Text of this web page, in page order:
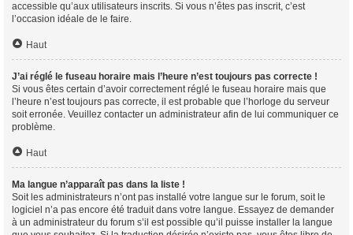
accessible qu’aux utilisateurs inscrits. Si vous n’êtes pas inscrit, c’est
l’occasion idéale de le faire.
Haut
J’ai réglé le fuseau horaire mais l’heure n’est toujours pas correcte !
Si vous êtes certain d’avoir correctement réglé le fuseau horaire mais que
l’heure n’est toujours pas correcte, il est probable que l’horloge du serveur
soit erronée. Veuillez contacter un administrateur afin de lui communiquer ce
problème.
Haut
Ma langue n’apparaît pas dans la liste !
Soit les administrateurs n’ont pas installé votre langue sur le forum, soit le
logiciel n’a pas encore été traduit dans votre langue. Essayez de demander
à un administrateur du forum s’il est possible qu’il puisse installer la langue